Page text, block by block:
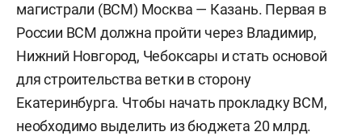
магистрали (ВСМ) Москва — Казань. Первая в
России ВСМ должна пройти через Владимир,
Нижний Новгород, Чебоксары и стать основой
для строительства ветки в сторону
Екатеринбурга. Чтобы начать прокладку ВСМ,
необходимо выделить из бюджета 20 млрд.